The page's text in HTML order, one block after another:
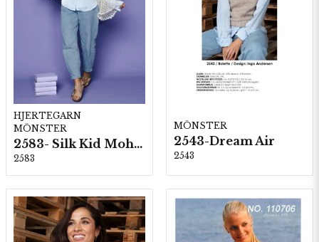
HJERTEGARN
MÖNSTER
2583- Silk Kid Mohair
2583
MÖNSTER
2543-Dream Air
2543